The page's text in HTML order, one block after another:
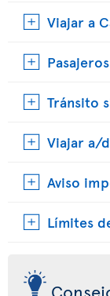
Viajar a
Tránsito
Viajar a/
Aviso
Límites